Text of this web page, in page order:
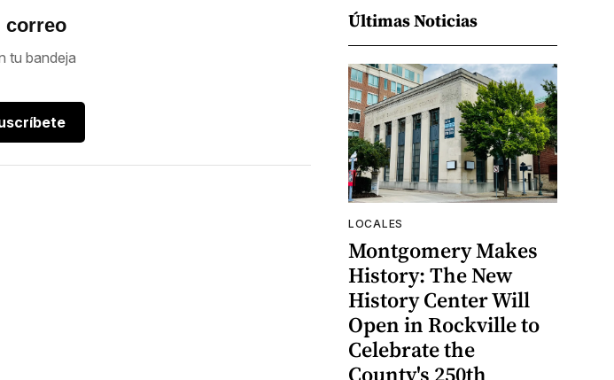
correo
tu bandeja
Últimas Noticias
LOCALES
Montgomery Makes
History: The New
History Center Will
Open in Rockville to
Celebrate the